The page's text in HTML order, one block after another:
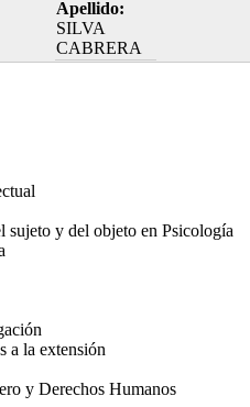
Apellido:
SILVA
CABRERA
sujeto y del objeto en Psicología
a la extensión
y Derechos Humanos